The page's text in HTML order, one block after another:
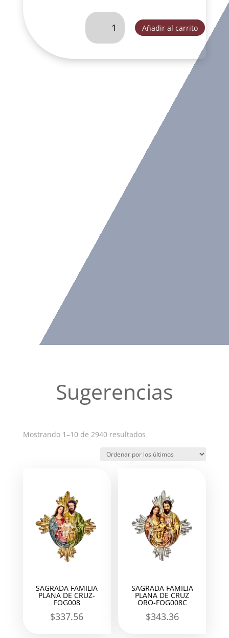
SAN
DORMIDO
S/
Añadir al carrito
Sugerencias
Mostrando 1–10 de 2940 resultadosOrdenado
los
SAGRADA FAMILIA
PLANA DE CRUZ-
FOG008
$337.56
SAGRADA FAMILIA
PLANA DE CRUZ
ORO-FOG008C
$343.36